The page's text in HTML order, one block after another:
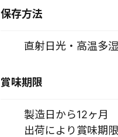
保存方法
直射日光・高温多
賞味期限
製造日から12ヶ月
出荷により賞味期